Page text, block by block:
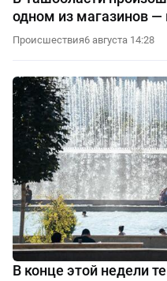
одном из магазинов —
Происшествия6 августа 14:28
В конце этой недели